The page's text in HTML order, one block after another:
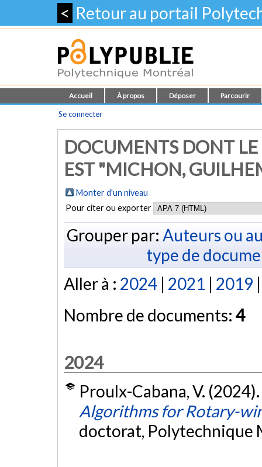
< Retour au portail
Accueil À propos Déposer Parcourir
Se connecter
DOCUMENTS DONT
EST "MICHON,
Monter d'un niveau
Pour citer ou exporter
Grouper par: Auteurs ou
type de
Aller à : 2024 | 2021 | 2019
Nombre de documents: 4
2024
Proulx-Cabana, V. (2024).
Algorithms for Rotary-
doctorat, Polytechnique